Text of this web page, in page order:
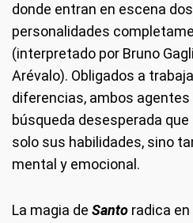
donde entran en escena
personalidades
(interpretado por Bruno
Arévalo). Obligados a
diferencias, ambos
búsqueda desesperada
solo sus habilidades, sino
mental y emocional.
La magia de Santo radica